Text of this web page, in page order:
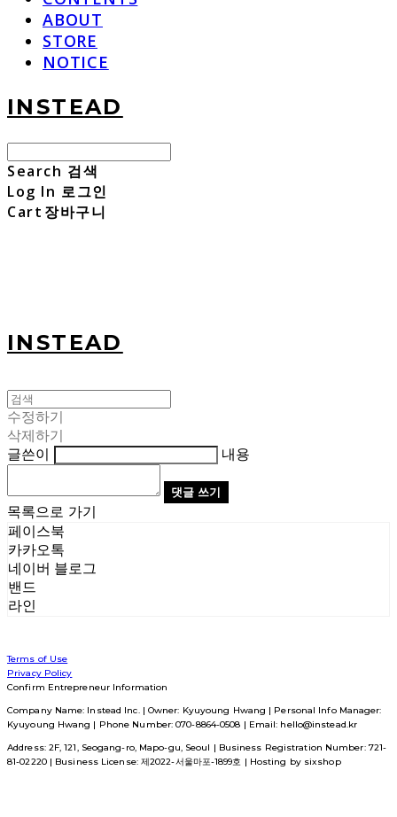
ABOUT
STORE
NOTICE
INSTEAD
Search 검색
Log In 로그인
Cart 장바구니
INSTEAD
수정하기
삭제하기
글쓴이
내용
댓글 쓰기
목록으로 가기
페이스북
카카오톡
네이버 블로그
밴드
라인
Terms of Use
Privacy Policy
Confirm Entrepreneur Information
Company Name: Instead Inc. | Owner: Kyuyoung Hwang | Personal Info Manager:
Kyuyoung Hwang | Phone Number: 070-8864-0508 | Email: hello@instead.kr
Address: 2F, 121, Seogang-ro, Mapo-gu, Seoul | Business Registration Number: 721-
81-02220| Business License: 제2022-서울마포-1899호 | Hosting by sixshop